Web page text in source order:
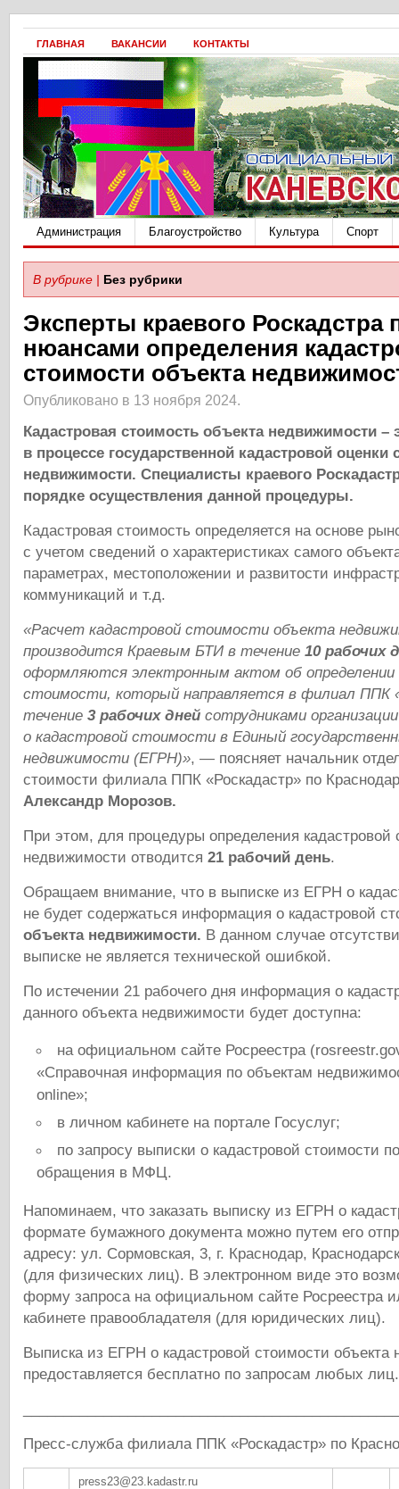
ГЛАВНАЯ ВАКАНСИИ КОНТАКТЫ
Администрация Благоустройство Культура Спорт
В рубрике | Без рубрики
Эксперты краевого Роскадстра
нюансами определения
стоимости объекта
Опубликовано в 13 ноября 2024.
Кадастровая стоимость объекта недвижимости –
в процессе государственной кадастровой оценки
недвижимости. Специалисты краевого
порядке осуществления данной процедуры.
Кадастровая стоимость определяется на основе
с учетом сведений о характеристиках самого
параметрах, местоположении и развитости
коммуникаций и т.д.
«Расчет кадастровой стоимости объекта
производится Краевым БТИ в течение 10 рабочих
оформляются электронным актом об определении
стоимости, который направляется в филиал ППК
течение 3 рабочих дней сотрудниками
о кадастровой стоимости в Единый
недвижимости (ЕГРН)», — поясняет начальник
стоимости филиала ППК «Роскадастр» по
Александр Морозов.
При этом, для процедуры определения кадастровой
недвижимости отводится 21 рабочий день.
Обращаем внимание, что в выписке из ЕГРН о
не будет содержаться информация о кадастровой
объекта недвижимости. В данном случае
выписке не является технической ошибкой.
По истечении 21 рабочего дня информация о
данного объекта недвижимости будет доступна:
на официальном сайте Росреестра
«Справочная информация по объектам
online»;
в личном кабинете на портале Госуслуг;
по запросу выписки о кадастровой стоимости
обращения в МФЦ.
Напоминаем, что заказать выписку из ЕГРН о
формате бумажного документа можно путем его
адресу: ул. Сормовская, 3, г. Краснодар,
(для физических лиц). В электронном виде это
форму запроса на официальном сайте Росреестра
кабинете правообладателя (для юридических лиц).
Выписка из ЕГРН о кадастровой стоимости объекта
предоставляется бесплатно по запросам любых лиц.
Пресс-служба филиала ППК «Роскадастр» по
press23@23.kadastr.ru